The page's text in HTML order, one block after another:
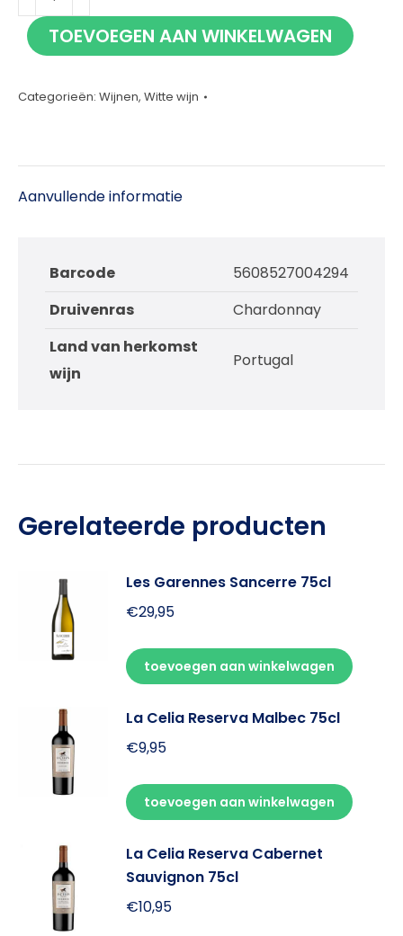
Buttery
Chardonnay
aantal
TOEVOEGEN AAN WINKELWAGEN
Categorieën: Wijnen, Witte wijn
Aanvullende informatie
Barcode
5608527004294
Druivenras
Chardonnay
Land van herkomst
wijn
Portugal
Gerelateerde producten
Les Garennes Sancerre 75cl
€29,95
toevoegen aan winkelwagen
La Celia Reserva Malbec 75cl
€9,95
toevoegen aan winkelwagen
La Celia Reserva Cabernet
Sauvignon 75cl
€10,95